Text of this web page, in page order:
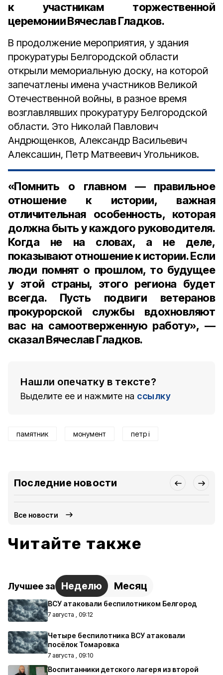
к участникам торжественной
церемонии Вячеслав Гладков.
В продолжение мероприятия, у здания
прокуратуры Белгородской области
открыли мемориальную доску, на которой
запечатлены имена участников Великой
Отечественной войны, в разное время
возглавлявших прокуратуру Белгородской
области. Это Николай Павлович
Андрющенков, Александр Васильевич
Алексашин, Петр Матвеевич Угольников.
«Помнить о главном — правильное
отношение к истории, важная
отличительная особенность, которая
должна быть у каждого руководителя.
Когда не на словах, а не деле,
показывают отношение к истории. Если
люди помнят о прошлом, то будущее
у этой страны, этого региона будет
всегда. Пусть подвиги ветеранов
прокурорской службы вдохновляют
вас на самоотверженную работу», —
сказал Вячеслав Гладков.
Нашли опечатку в тексте?
Выделите ее и нажмите на ссылку
памятник монумент петр i
Последние новости
Все новости
Читайте также
Лучшее за Неделю Месяц
ВСУ атаковали беспилотником Белгород
7 августа , 09:12
Четыре беспилотника ВСУ атаковали
посёлок Томаровка
7 августа , 09:10
Воспитанники детского лагеря из второй